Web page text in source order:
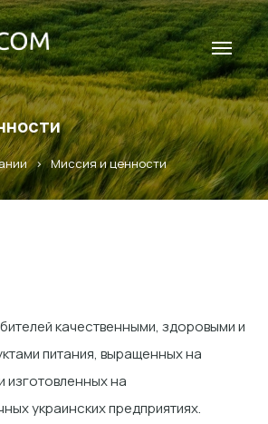
>Миссия и ценности
качественными, здоровыми и
питания, выращенных на
изготовленных на
украинских предприятиях.